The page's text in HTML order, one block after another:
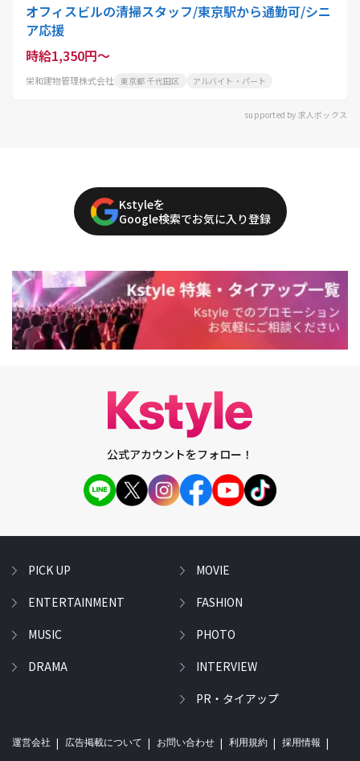
オフィスビルの清掃スタッフ/東京駅から通勤可/シニ
ア応援
時給1,350円～
栄和建物管理株式会社 東京都 千代田区 アルバイト・パート
supported by 求人ボックス
Kstyleを
Google検索でお気に入り登録
公式アカウントをフォロー！
PICK UP
ENTERTAINMENT
MUSIC
DRAMA
MOVIE
FASHION
PHOTO
INTERVIEW
PR・タイアップ
運営会社 広告掲載について お問い合わせ 利用規約 採用情報